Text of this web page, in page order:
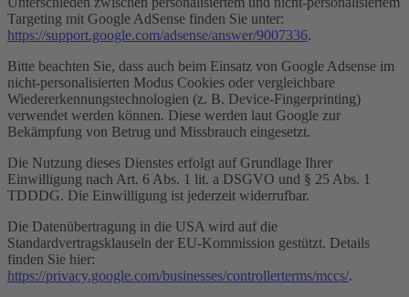
Targeting mit Google AdSense finden Sie unter:
https://support.google.com/adsense/answer/9007336.
Bitte beachten Sie, dass auch beim Einsatz von Google Adsense im
nicht-personalisierten Modus Cookies oder vergleichbare
Wiedererkennungstechnologien (z. B. Device-Fingerprinting)
verwendet werden können. Diese werden laut Google zur
Bekämpfung von Betrug und Missbrauch eingesetzt.
Die Nutzung dieses Dienstes erfolgt auf Grundlage Ihrer
Einwilligung nach Art. 6 Abs. 1 lit. a DSGVO und § 25 Abs. 1
TDDDG. Die Einwilligung ist jederzeit widerrufbar.
Die Datenübertragung in die USA wird auf die
Standardvertragsklauseln der EU-Kommission gestützt. Details
finden Sie hier:
https://privacy.google.com/businesses/controllerterms/mccs/.